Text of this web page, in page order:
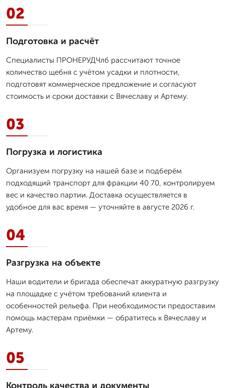
02
Подготовка и расчёт
Специалисты ПРОНЕРУДЧлб рассчитают точное
количество щебня с учётом усадки и плотности,
подготовят коммерческое предложение и согласуют
стоимость и сроки доставки с Вячеславу и Артему.
03
Погрузка и логистика
Организуем погрузку на нашей базе и подберём
подходящий транспорт для фракции 40 70, контролируем
вес и качество партии. Доставка осуществляется в
удобное для вас время — уточняйте в августе 2026 г.
04
Разгрузка на объекте
Наши водители и бригада обеспечат аккуратную разгрузку
на площадке с учётом требований клиента и
особенностей рельефа. При необходимости предоставим
помощь мастерам приёмки — обратитесь к Вячеславу и
Артему.
05
Контроль качества и документы